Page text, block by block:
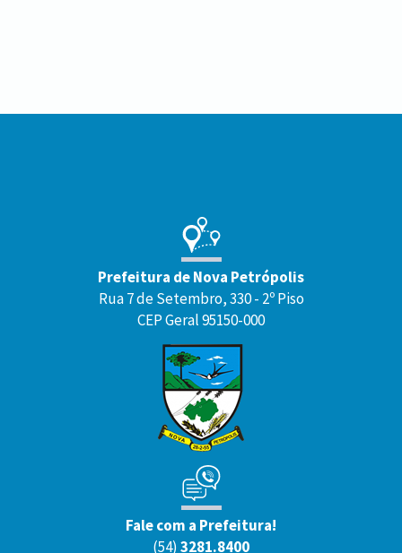
Prefeitura de Nova Petrópolis
Rua 7 de Setembro, 330 - 2º Piso
CEP Geral 95150-000
Fale com a Prefeitura!
(54) 3281.8400